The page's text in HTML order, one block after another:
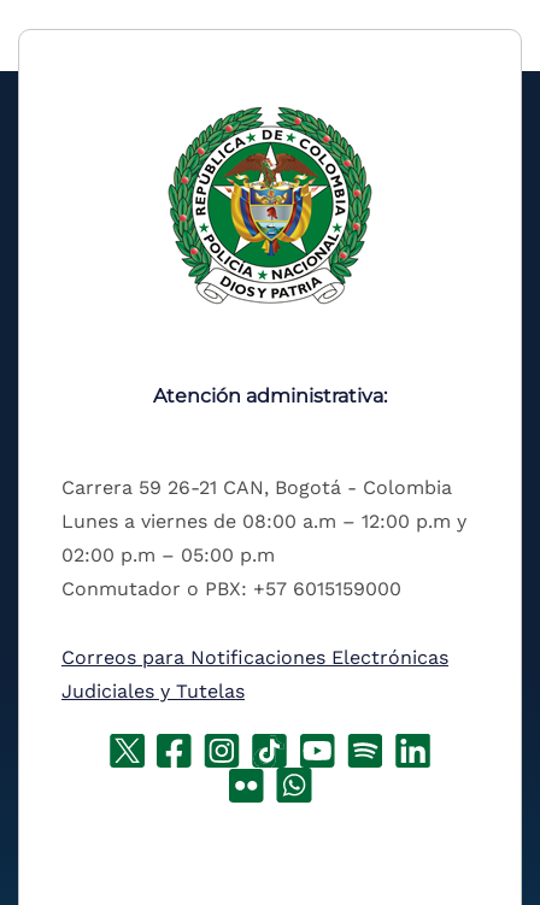
Atención administrativa:
Carrera 59 26-21 CAN, Bogotá - Colombia
Lunes a viernes de 08:00 a.m – 12:00 p.m y
02:00 p.m – 05:00 p.m
Conmutador o PBX: +57 6015159000
Correos para Notificaciones Electrónicas
Judiciales y Tutelas